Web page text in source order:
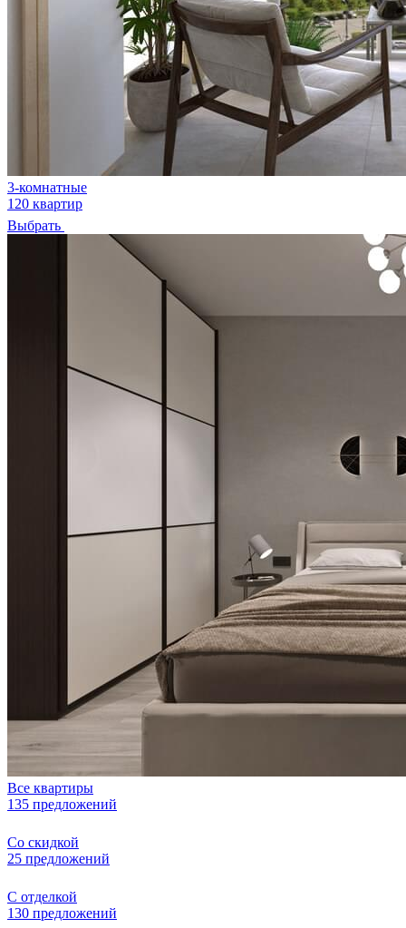
3-комнатные
120 квартир
Выбрать
Все квартиры
135 предложений
Со скидкой
25 предложений
С отделкой
130 предложений